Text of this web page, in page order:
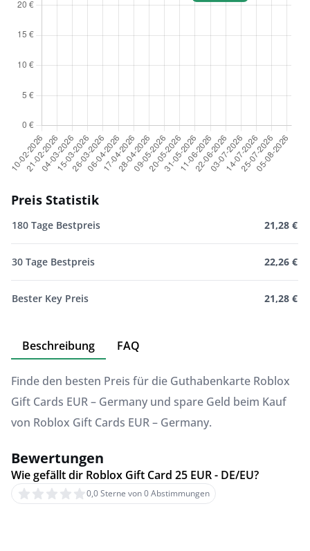
Preis Statistik
180 Tage Bestpreis 21,28 €
30 Tage Bestpreis 22,26 €
Bester Key Preis 21,28 €
Beschreibung FAQ
Finde den besten Preis für die Guthabenkarte Roblox
Gift Cards EUR – Germany und spare Geld beim Kauf
von Roblox Gift Cards EUR – Germany.
Bewertungen
Wie gefällt dir Roblox Gift Card 25 EUR - DE/EU?
0,0 Sterne von 0 Abstimmungen